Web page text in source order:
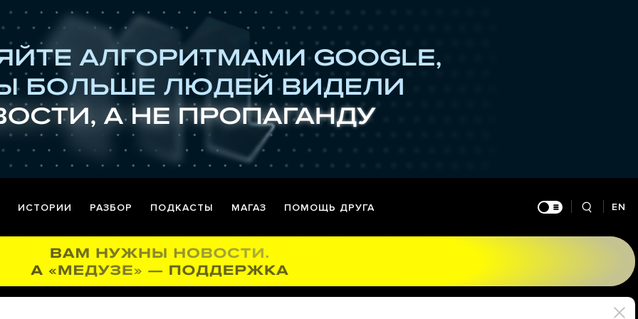
ИСТОРИИ РАЗБОР ПОДКАСТЫ МАГАЗ ПОМОЩЬ ДРУГА EN